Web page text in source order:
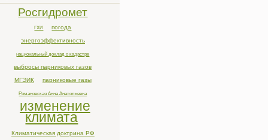
Росгидромет
ГХИ
погода
энергоэффективность
национальный доклад о кадастре
выбросы парниковых газов
МГЭИК
парниковые газы
Романовская Анна Анатольевна
изменение
климата
Климатическая доктрина РФ